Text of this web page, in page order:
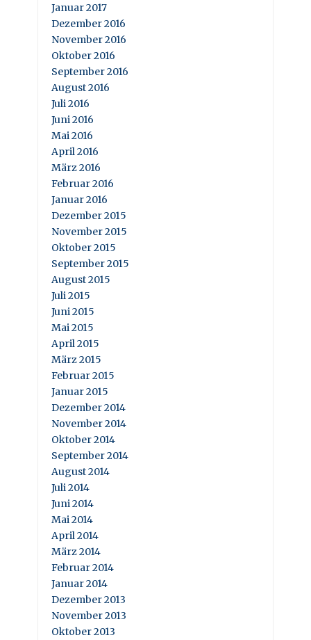
Januar 2017
Dezember 2016
November 2016
Oktober 2016
September 2016
August 2016
Juli 2016
Juni 2016
Mai 2016
April 2016
März 2016
Februar 2016
Januar 2016
Dezember 2015
November 2015
Oktober 2015
September 2015
August 2015
Juli 2015
Juni 2015
Mai 2015
April 2015
März 2015
Februar 2015
Januar 2015
Dezember 2014
November 2014
Oktober 2014
September 2014
August 2014
Juli 2014
Juni 2014
Mai 2014
April 2014
März 2014
Februar 2014
Januar 2014
Dezember 2013
November 2013
Oktober 2013